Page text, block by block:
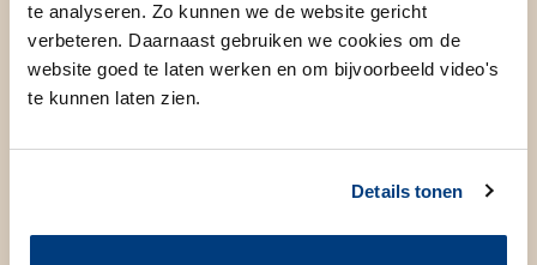
te analyseren. Zo kunnen we de website gericht
verbeteren. Daarnaast gebruiken we cookies om de
website goed te laten werken en om bijvoorbeeld video's
te kunnen laten zien.
Details tonen
Deze informatie is opgesteld door de afdeling medische
oncologie.
Onze zorg
behandeling?